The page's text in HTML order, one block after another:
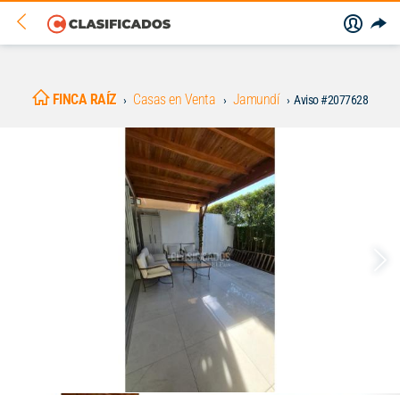
FINCA RAÍZ Casas en Venta Jamundí Aviso #2077628